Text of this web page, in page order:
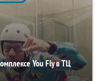
You Fly в ТЦ